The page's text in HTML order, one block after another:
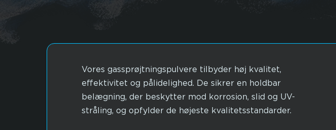
Vores gassprøjtningspulvere tilbyder høj kvalitet,
effektivitet og pålidelighed. De sikrer en holdbar
belægning, der beskytter mod korrosion, slid og UV-
stråling, og opfylder de højeste kvalitetsstandarder.